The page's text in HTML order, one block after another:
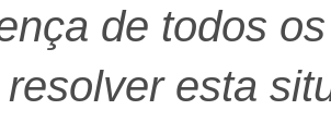
de todos
esta